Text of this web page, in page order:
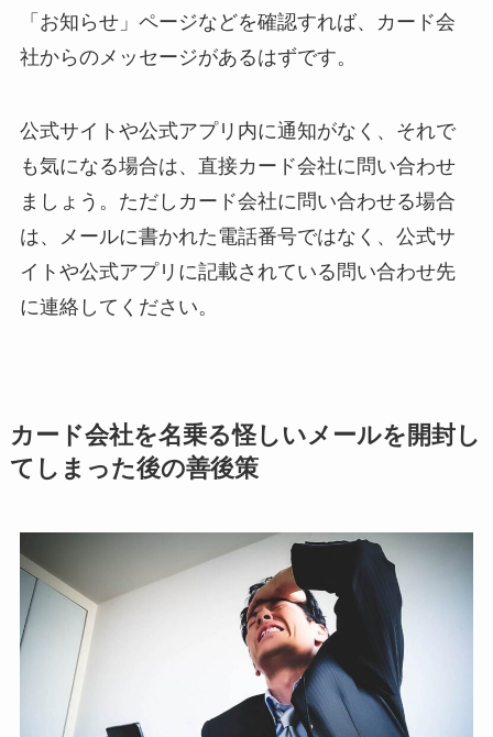
「お知らせ」ページなどを確認すれば、カード会
社からのメッセージがあるはずです。
公式サイトや公式アプリ内に通知がなく、それで
も気になる場合は、直接カード会社に問い合わせ
ましょう。ただしカード会社に問い合わせる場合
は、メールに書かれた電話番号ではなく、公式サ
イトや公式アプリに記載されている問い合わせ先
に連絡してください。
カード会社を名乗る怪しいメールを開封し
てしまった後の善後策